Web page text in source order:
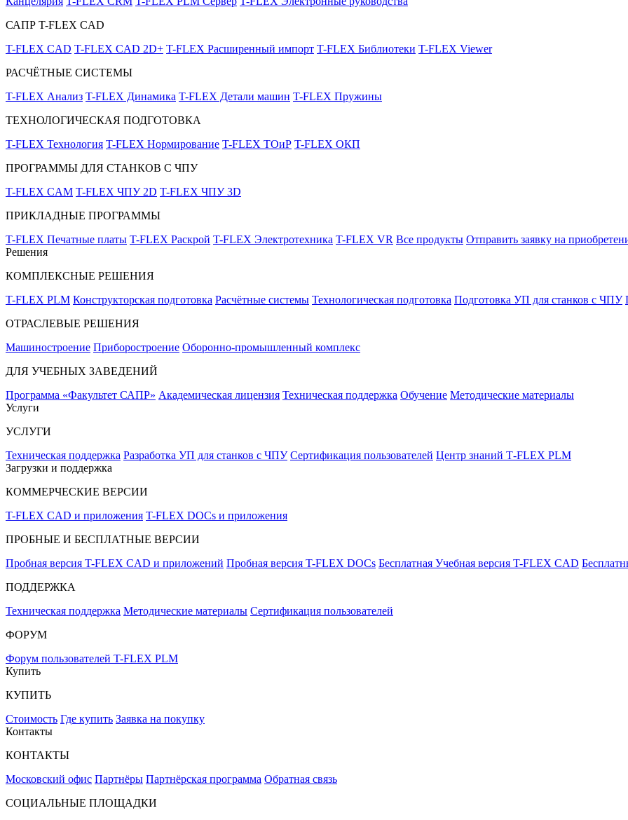
САПР T-FLEX CAD
T-FLEX CAD T-FLEX CAD 2D+ T-FLEX Расширенный импорт T-FLEX Библиотеки T-FLEX Viewer
РАСЧЁТНЫЕ СИСТЕМЫ
T-FLEX Анализ T-FLEX Динамика T-FLEX Детали машин T-FLEX Пружины
ТЕХНОЛОГИЧЕСКАЯ ПОДГОТОВКА
T-FLEX Технология T-FLEX Нормирование T-FLEX ТОиР T-FLEX ОКП
ПРОГРАММЫ ДЛЯ СТАНКОВ С ЧПУ
T-FLEX CAM T-FLEX ЧПУ 2D T-FLEX ЧПУ 3D
ПРИКЛАДНЫЕ ПРОГРАММЫ
T-FLEX Печатные платы T-FLEX Раскрой T-FLEX Электротехника T-FLEX VR Все продукты Отправить заявку на
Решения
КОМПЛЕКСНЫЕ РЕШЕНИЯ
T-FLEX PLM Конструкторская подготовка Расчётные системы Технологическая подготовка Подготовка УП для станков с ЧПУ
ОТРАСЛЕВЫЕ РЕШЕНИЯ
Машиностроение Приборостроение Оборонно-промышленный комплекс
ДЛЯ УЧЕБНЫХ ЗАВЕДЕНИЙ
Программа «Факультет САПР» Академическая лицензия Техническая поддержка Обучение Методические материалы
Услуги
УСЛУГИ
Техническая поддержка Разработка УП для станков с ЧПУ Сертификация пользователей Центр знаний T‑FLEX PLM
Загрузки и поддержка
КОММЕРЧЕСКИЕ ВЕРСИИ
T-FLEX CAD и приложения T-FLEX DOCs и приложения
ПРОБНЫЕ И БЕСПЛАТНЫЕ ВЕРСИИ
Пробная версия T-FLEX CAD и приложений Пробная версия T-FLEX DOCs Бесплатная Учебная версия T-FLEX CAD
ПОДДЕРЖКА
Техническая поддержка Методические материалы Сертификация пользователей
ФОРУМ
Форум пользователей T-FLEX PLM
Купить
КУПИТЬ
Стоимость Где купить Заявка на покупку
Контакты
КОНТАКТЫ
Московский офис Партнёры Партнёрская программа Обратная связь
СОЦИАЛЬНЫЕ ПЛОЩАДКИ